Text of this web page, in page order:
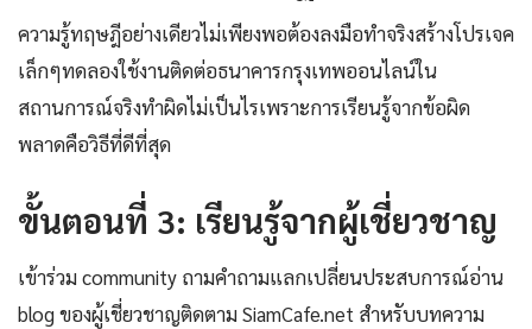
ความรู้ทฤษฎีอย่างเดียวไม่เพียงพอต้องลงมือทำจริงสร้างโปรเจค
เล็กๆทดลองใช้งานติดต่อธนาคารกรุงเทพออนไลน์ใน
สถานการณ์จริงทำผิดไม่เป็นไรเพราะการเรียนรู้จากข้อผิด
พลาดคือวิธีที่ดีที่สุด
ขั้นตอนที่ 3: เรียนรู้จากผู้เชี่ยวชาญ
เข้าร่วม community ถามคำถามแลกเปลี่ยนประสบการณ์อ่าน
blog ของผู้เชี่ยวชาญติดตาม SiamCafe.net สำหรับบทความ